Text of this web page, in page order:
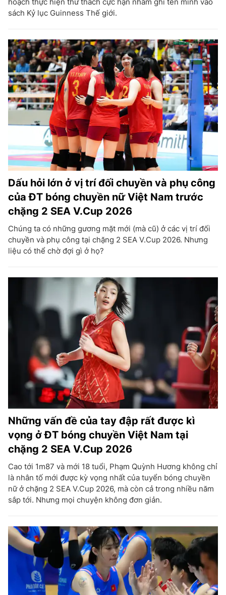
sách Kỷ lục Guinness Thế giới.
Dấu hỏi lớn ở vị trí đối chuyền và phụ công
của ĐT bóng chuyền nữ Việt Nam trước
chặng 2 SEA V.Cup 2026
Chúng ta có những gương mặt mới (mà cũ) ở các vị trí đối
chuyền và phụ công tại chặng 2 SEA V.Cup 2026. Nhưng
liệu có thể chờ đợi gì ở họ?
Những vấn đề của tay đập rất được kì
vọng ở ĐT bóng chuyền Việt Nam tại
chặng 2 SEA V.Cup 2026
Cao tới 1m87 và mới 18 tuổi, Phạm Quỳnh Hương không chỉ
là nhân tố mới được kỳ vọng nhất của tuyển bóng chuyền
nữ ở chặng 2 SEA V.Cup 2026, mà còn cả trong nhiều năm
sắp tới. Nhưng mọi chuyện không đơn giản.